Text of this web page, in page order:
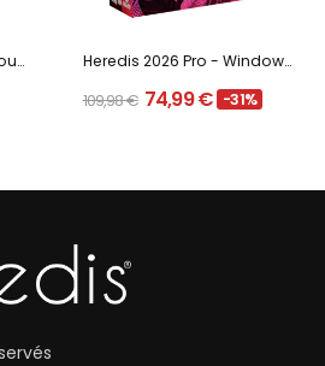
La France à la Loupe - nouvelle édition Heredis 2026 Pro - Windows et macOS - Mise à jour
109,98 € 74,99 € -31%